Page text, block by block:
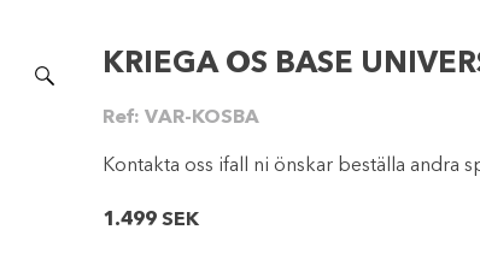
KRIEGA OS BASE
Ref: VAR-KOSBA
Kontakta oss ifall ni önskar beställa andra
1.499 SEK